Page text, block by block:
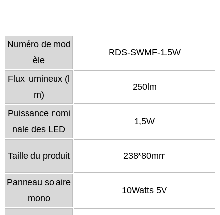
Numéro de mod
èle
RDS-SWMF-1.5W
Flux lumineux (l
m)
250lm
Puissance nomi
nale des LED
1,5W
Taille du produit 238*80mm
Panneau solaire
mono
10Watts 5V